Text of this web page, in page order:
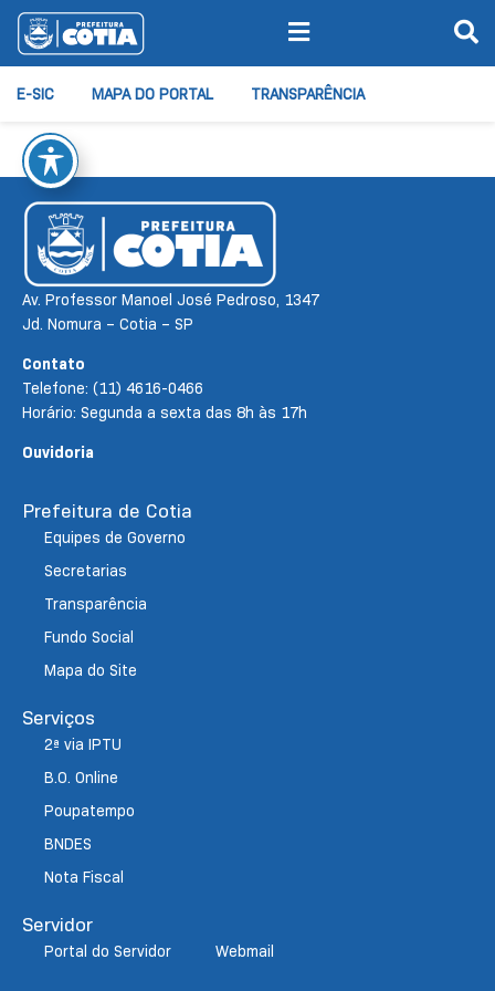
E-SIC MAPA DO PORTAL TRANSPARÊNCIA
Av. Professor Manoel José Pedroso, 1347
Jd. Nomura – Cotia – SP
Contato
Telefone: (11) 4616-0466
Horário: Segunda a sexta das 8h às 17h
Ouvidoria
Prefeitura de Cotia
Equipes de Governo
Secretarias
Transparência
Fundo Social
Mapa do Site
Serviços
2ª via IPTU
B.O. Online
Poupatempo
BNDES
Nota Fiscal
Servidor
Portal do Servidor Webmail